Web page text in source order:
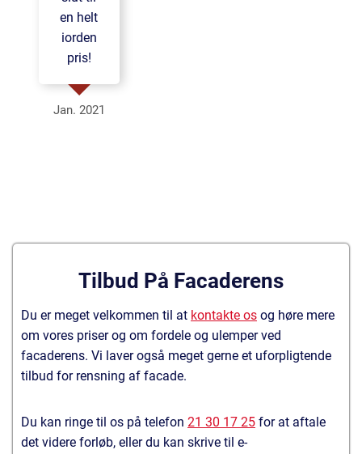
en helt
iorden
pris!
Jan. 2021
Tilbud På Facaderens
Du er meget velkommen til at kontakte os og høre mere
om vores priser og om fordele og ulemper ved
facaderens. Vi laver også meget gerne et uforpligtende
tilbud for rensning af facade.
Du kan ringe til os på telefon 21 30 17 25 for at aftale
det videre forløb, eller du kan skrive til e-